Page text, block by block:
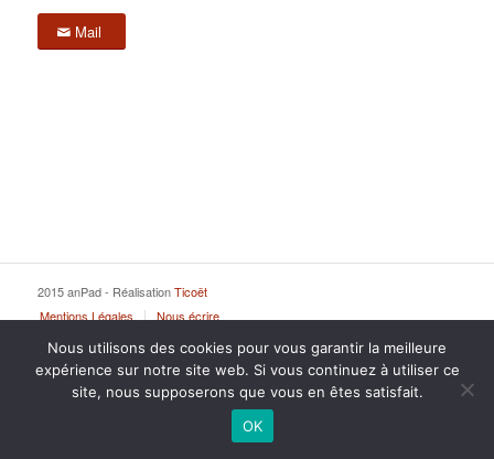
Mail
2015 anPad - RéalisationTicoët
Mentions Légales
Nous écrire
Nous utilisons des cookies pour vous garantir la meilleure
expérience sur notre site web. Si vous continuez à utiliser ce
site, nous supposerons que vous en êtes satisfait.
OK